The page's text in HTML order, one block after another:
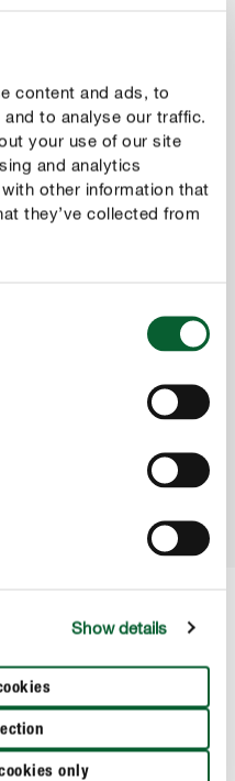
content and ads, to
to analyse our traffic.
your use of our site
and analytics
other information that
they’ve collected from
Show details
only
pompoen te
Eenmaal alles
met potgrond
herstbloemen
kan je je creativiteit de
van leuke figuurtjes.